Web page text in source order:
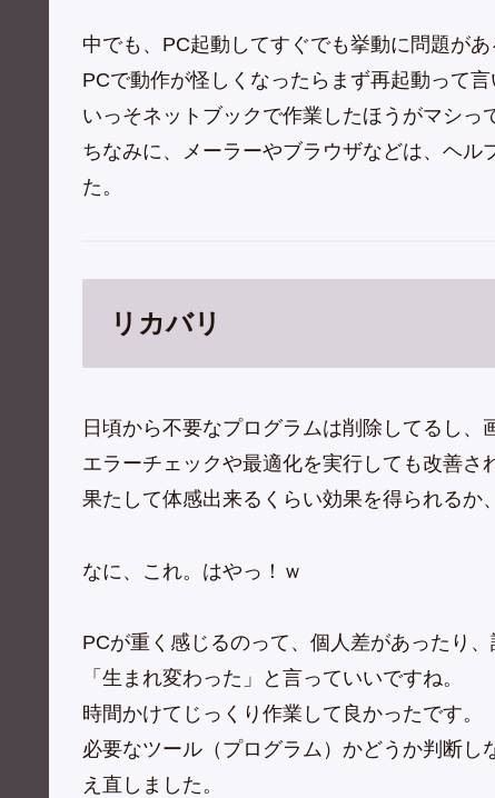
中でも、PC起動してすぐでも挙動に問題があ
PCで動作が怪しくなったらまず再起動って言
いっそネットブックで作業したほうがマシっ
ちなみに、メーラーやブラウザなどは、ヘ
た。
リカバリ
日頃から不要なプログラムは削除してるし、
エラーチェックや最適化を実行しても改善さ
果たして体感出来るくらい効果を得られるか
なに、これ。はやっ！ｗ
PCが重く感じるのって、個人差があったり
「生まれ変わった」と言っていいですね。
時間かけてじっくり作業して良かったです。
必要なツール（プログラム）かどうか判断
え直しました。